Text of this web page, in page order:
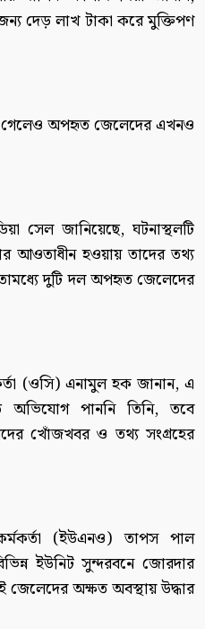
দেড় লাখ টাকা করে মুক্তিপণ
গেলেও অপহৃত জেলেদের এখনও
সেল জানিয়েছে, ঘটনাস্থলটি
আওতাধীন হওয়ায় তাদের তথ্য
দুটি দল অপহৃত জেলেদের
(ওসি) এনামুল হক জানান, এ
পাননি তিনি, তবে
খোঁজখবর ও তথ্য সংগ্রহের
(ইউএনও) তাপস পাল
ইউনিট সুন্দরবনে জোরদার
জেলেদের অক্ষত অবস্থায় উদ্ধার